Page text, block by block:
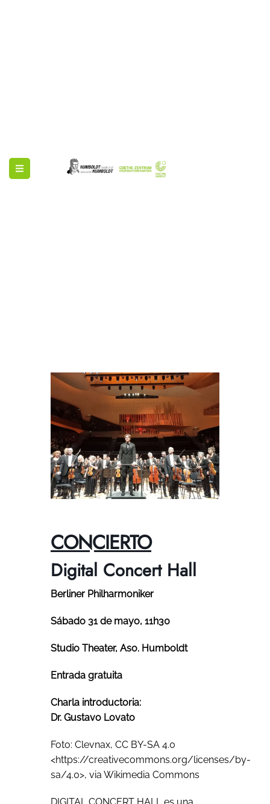
CONCIERTO
Digital Concert Hall
Berliner Philharmoniker
Sábado 31 de mayo, 11h30
Studio Theater, Aso. Humboldt
Entrada gratuita
Charla introductoria:
Dr. Gustavo Lovato
Foto: Clevnax, CC BY-SA 4.0
<https://creativecommons.org/licenses/by-
sa/4.0>, via Wikimedia Commons